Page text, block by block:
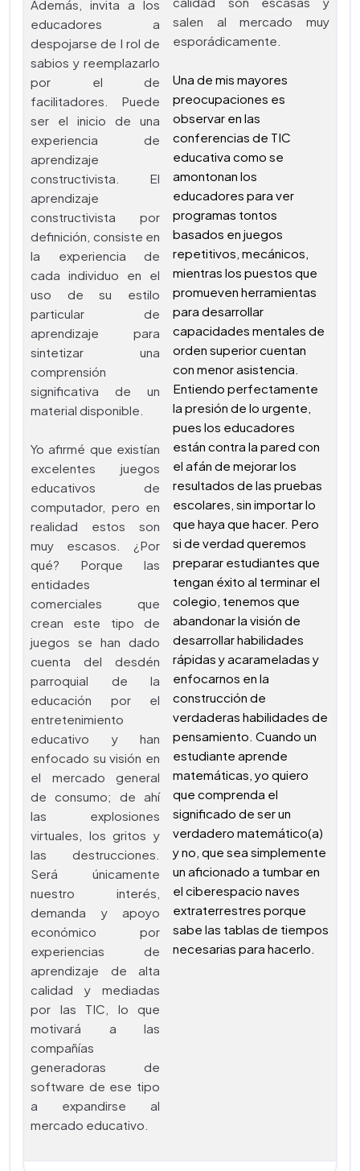
Además, invita a los
educadores a
despojarse de l rol de
sabios y reemplazarlo
por el de
facilitadores. Puede
ser el inicio de una
experiencia de
aprendizaje
constructivista. El
aprendizaje
constructivista por
definición, consiste en
la experiencia de
cada individuo en el
uso de su estilo
particular de
aprendizaje para
sintetizar una
comprensión
significativa de un
material disponible.
Yo afirmé que existían
excelentes juegos
educativos de
computador, pero en
realidad estos son
muy escasos. ¿Por
qué? Porque las
entidades
comerciales que
crean este tipo de
juegos se han dado
cuenta del desdén
parroquial de la
educación por el
entretenimiento
educativo y han
enfocado su visión en
el mercado general
de consumo; de ahí
las explosiones
virtuales, los gritos y
las destrucciones.
Será únicamente
nuestro interés,
demanda y apoyo
económico por
experiencias de
aprendizaje de alta
calidad y mediadas
por las TIC, lo que
motivará a las
compañías
generadoras de
software de ese tipo
a expandirse al
mercado educativo.
salen al mercado muy
esporádicamente.
Una de mis mayores
preocupaciones es
observar en las
conferencias de TIC
educativa como se
amontonan los
educadores para ver
programas tontos
basados en juegos
repetitivos, mecánicos,
mientras los puestos que
promueven herramientas
para desarrollar
capacidades mentales de
orden superior cuentan
con menor asistencia.
Entiendo perfectamente
la presión de lo urgente,
pues los educadores
están contra la pared con
el afán de mejorar los
resultados de las pruebas
escolares, sin importar lo
que haya que hacer. Pero
si de verdad queremos
preparar estudiantes que
tengan éxito al terminar el
colegio, tenemos que
abandonar la visión de
desarrollar habilidades
rápidas y acarameladas y
enfocarnos en la
construcción de
verdaderas habilidades de
pensamiento. Cuando un
estudiante aprende
matemáticas, yo quiero
que comprenda el
significado de ser un
verdadero matemático(a)
y no, que sea simplemente
un aficionado a tumbar en
el ciberespacio naves
extraterrestres porque
sabe las tablas de tiempos
necesarias para hacerlo.